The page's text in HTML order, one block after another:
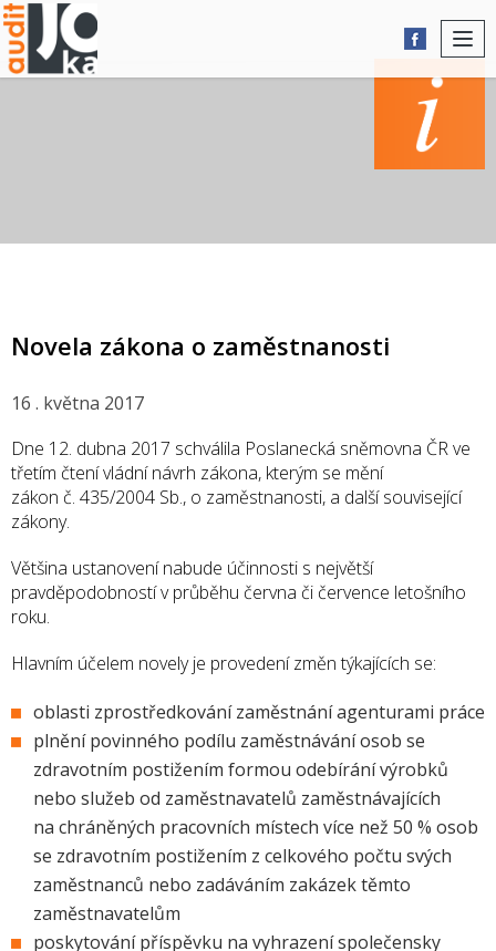
Novela zákona o zaměstnanosti
16 . května 2017
Dne 12. dubna 2017 schválila Poslanecká sněmovna ČR ve
třetím čtení vládní návrh zákona, kterým se mění
zákon č. 435/2004 Sb., o zaměstnanosti, a další související
zákony.
Většina ustanovení nabude účinnosti s největší
pravděpodobností v průběhu června či července letošního
roku.
Hlavním účelem novely je provedení změn týkajících se:
oblasti zprostředkování zaměstnání agenturami práce
plnění povinného podílu zaměstnávání osob se
zdravotním postižením formou odebírání výrobků
nebo služeb od zaměstnavatelů zaměstnávajících
na chráněných pracovních místech více než 50 % osob
se zdravotním postižením z celkového počtu svých
zaměstnanců nebo zadáváním zakázek těmto
zaměstnavatelům
poskytování příspěvku na vyhrazení společensky